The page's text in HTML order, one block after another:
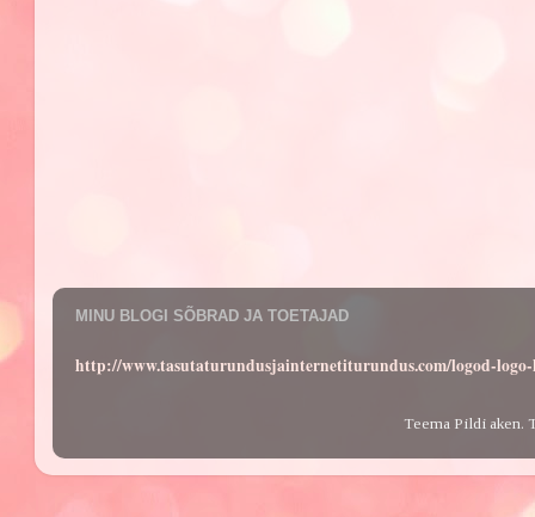
MINU BLOGI SÕBRAD JA TOETAJAD
http://www.tasutaturundusjainternetiturundus.com/logod-
Teema Pildi aken.